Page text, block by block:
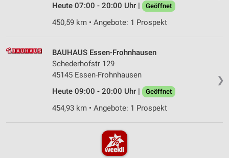
Heute 07:00 - 20:00 Uhr |
Geöffnet
450,59 km • Angebote: 1 Prospekt
❯
BAUHAUS Essen-Frohnhausen
Schederhofstr 129
45145 Essen-Frohnhausen
Heute 09:00 - 20:00 Uhr |
Geöffnet
454,93 km • Angebote: 1 Prospekt